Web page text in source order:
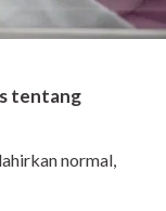
tentang
normal,